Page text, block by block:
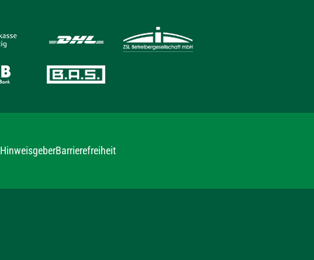
HinweisgeberBarrierefreiheit